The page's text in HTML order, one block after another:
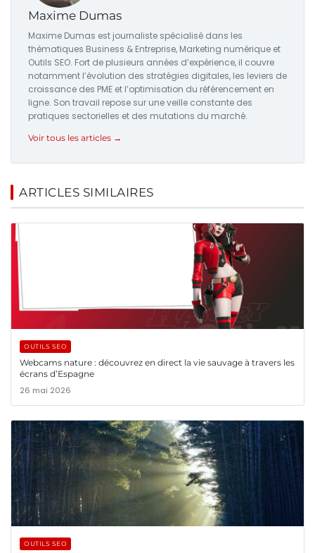
Maxime Dumas
Maxime Dumas est journaliste spécialisé dans les
thématiques Business & Entreprise, Marketing numérique et
Outils SEO. Fort de plusieurs années d’expérience, il couvre
notamment l’évolution des stratégies digitales, les leviers de
croissance des PME et l’optimisation du référencement en
ligne. Son travail repose sur une veille constante des
pratiques sectorielles et des mutations du marché.
Voir tous les articles →
ARTICLES SIMILAIRES
OUTILS SEO
Webcams nature : découvrez en direct la vie sauvage à travers les
écrans d’Espagne
26 mai 2026
OUTILS SEO